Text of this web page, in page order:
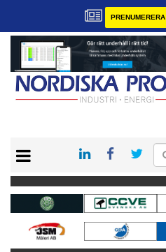
PRENUMERERA
KONTAKT
VÅRA ANDRA MAGASIN
PRENUMERERA
ANNONSERA